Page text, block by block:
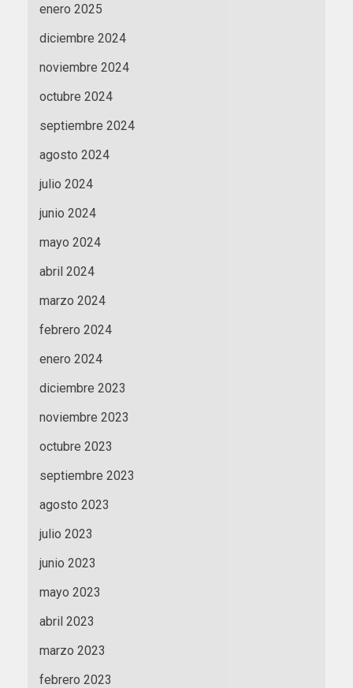
enero 2025
diciembre 2024
noviembre 2024
octubre 2024
septiembre 2024
agosto 2024
julio 2024
junio 2024
mayo 2024
abril 2024
marzo 2024
febrero 2024
enero 2024
diciembre 2023
noviembre 2023
octubre 2023
septiembre 2023
agosto 2023
julio 2023
junio 2023
mayo 2023
abril 2023
marzo 2023
febrero 2023